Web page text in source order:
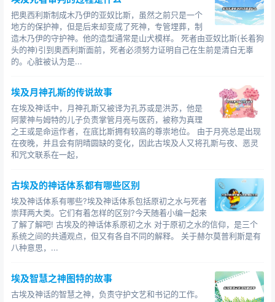
把奥西利斯制成木乃伊的亚奴比斯，虽然之前只是一个
地方的保护神，但是后来却变成了死神，专管埋葬，制
造木乃伊的守护神。他的造型通常是山犬模样。 死者由亚奴比斯(长着狗
头的神)引到奥西利斯面前，死者必须努力证明自己在生前是清白无辜
的。心脏被认为是...
埃及月神孔斯的传说故事
在埃及神话中，月神孔斯又被译为孔苏或是洪苏，他是
阿蒙神与姆特的儿子负责掌管月亮与医药，被称为真理
之王或是命运作者，在底比斯拥有较高的尊崇地位。 由于月亮总是出现
在夜晚，并且会有阴晴圆缺的变化，因此古埃及人又将孔斯与夜、恶灵
和咒文联系在一起，
古埃及的神话体系都有哪些区别
埃及神话体系有哪些?埃及神话体系包括原初之水与死者
崇拜两大类。它们有着怎样的区别?今天随着小编一起来
了解了解吧! 古埃及的神话体系原初之水 对于原初之水的信仰，是三个
系统之间的共通观点，但又有各自不同的解释。 关于赫尔莫普利斯是有
八种意思，...
埃及智慧之神图特的故事
古埃及神话的智慧之神，负责守护文艺和书记的工作。